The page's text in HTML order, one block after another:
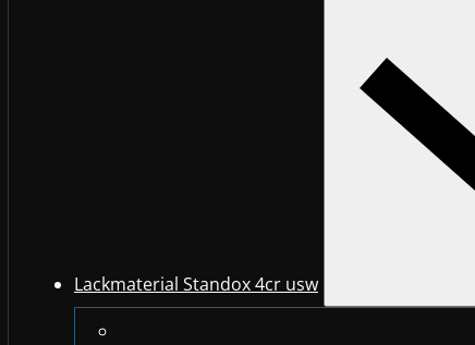
Lackmaterial Standox 4cr usw